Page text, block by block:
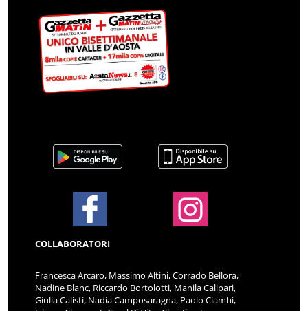
COLLABORATORI
Francesca Arcaro, Massimo Altini, Corrado Bellora,
Nadine Blanc, Riccardo Bortolotti, Manila Calipari,
Giulia Calisti, Nadia Camposaragna, Paolo Ciambi,